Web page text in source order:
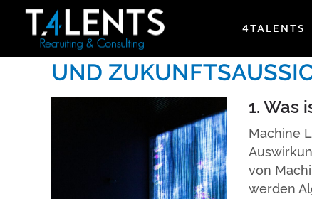
4TALENTS
MACHINE LEARNING:
UND
1. Was
Machine
von
werden